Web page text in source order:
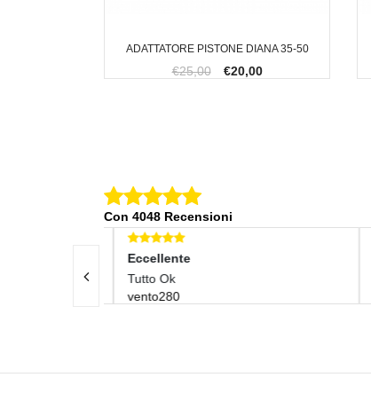
ADATTATORE PISTONE DIANA 35-50
€25,00 €20,00
Con 4048 Recensioni
Eccellente
Tutto Ok
vento280